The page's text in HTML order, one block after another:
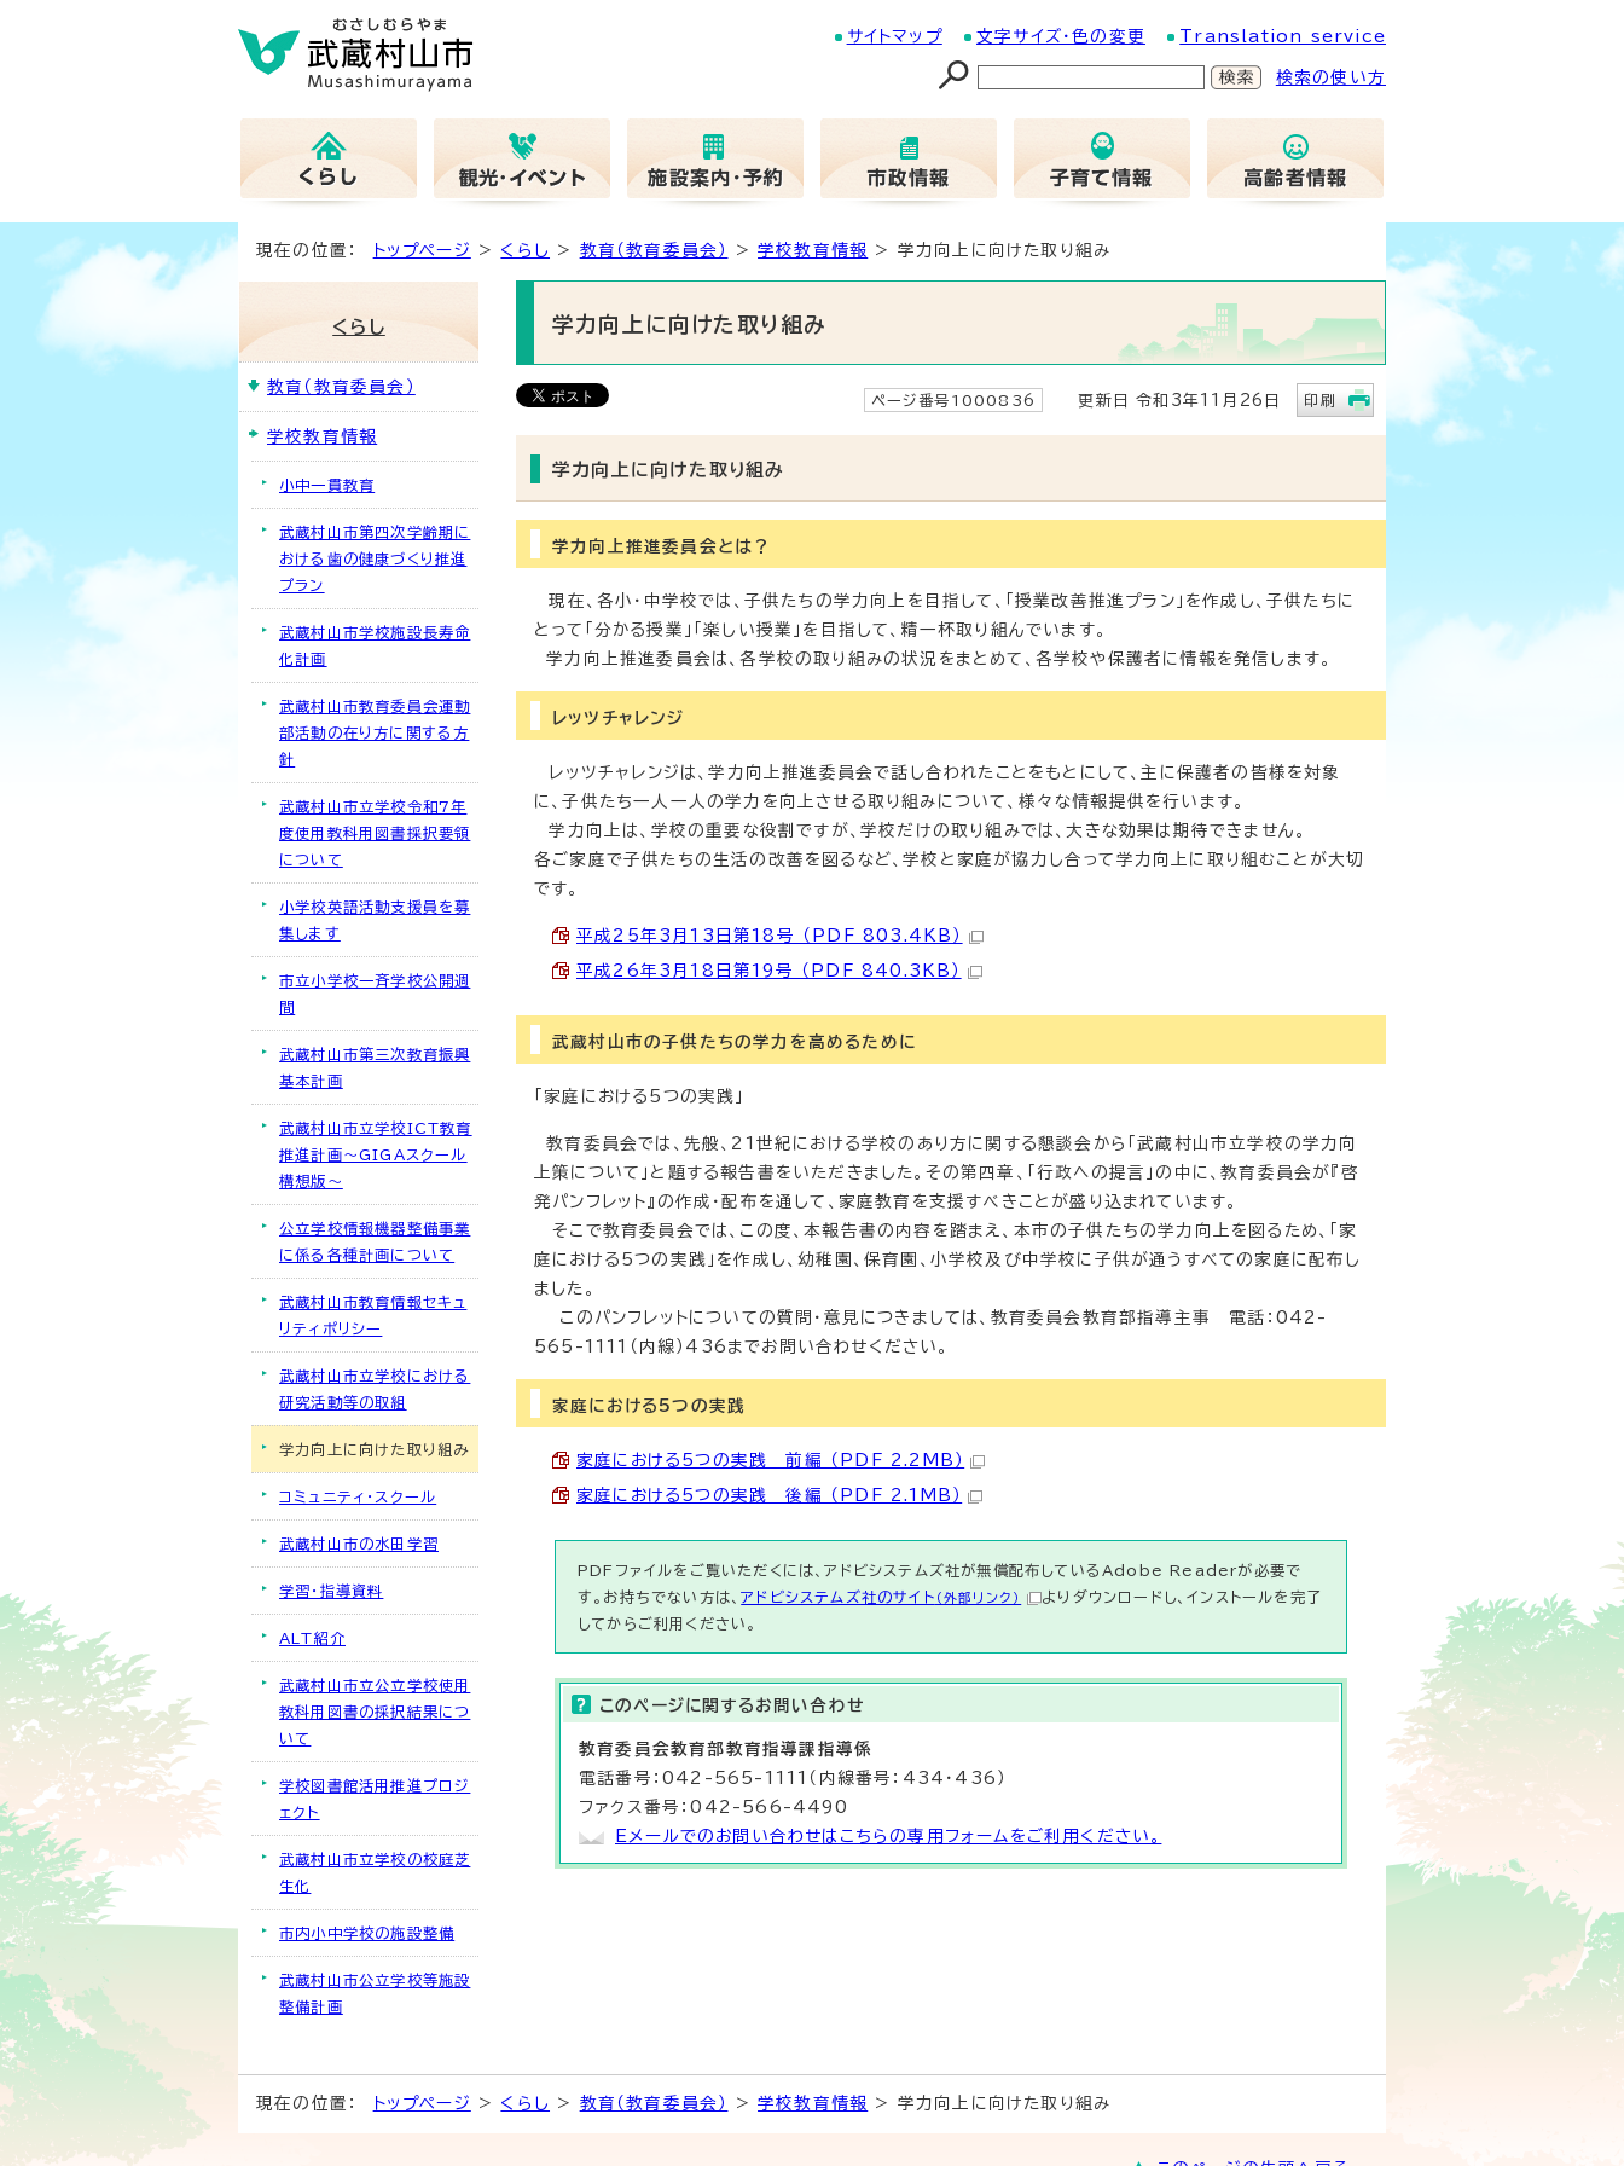
サイトマップ 文字サイズ・色の変更 Translation service
検索の使い方
現在の位置： トップページ > くらし > 教育（教育委員会） >学校教育情報 > 学力向上に向けた取り組み
学力向上に向けた取り組み
ページ番号1000836 更新日 令和3年11月26日 印刷
学力向上に向けた取り組み
学力向上推進委員会とは？
現在、各小・中学校では、子供たちの学力向上を目指して、「授業改善推進プラン」を作成し、子供たちに
とって「分かる授業」「楽しい授業」を目指して、精一杯取り組んでいます。
学力向上推進委員会は、各学校の取り組みの状況をまとめて、各学校や保護者に情報を発信します。
レッツチャレンジ
レッツチャレンジは、学力向上推進委員会で話し合われたことをもとにして、主に保護者の皆様を対象
に、子供たち一人一人の学力を向上させる取り組みについて、様々な情報提供を行います。
学力向上は、学校の重要な役割ですが、学校だけの取り組みでは、大きな効果は期待できません。
各ご家庭で子供たちの生活の改善を図るなど、学校と家庭が協力し合って学力向上に取り組むことが大切
です。
平成25年3月13日第18号 （PDF 803.4KB）
平成26年3月18日第19号 （PDF 840.3KB）
武蔵村山市の子供たちの学力を高めるために
「家庭における5つの実践」
教育委員会では、先般、21世紀における学校のあり方に関する懇談会から「武蔵村山市立学校の学力向
上策について」と題する報告書をいただきました。その第四章、「行政への提言」の中に、教育委員会が『啓
発パンフレット』の作成・配布を通して、家庭教育を支援すべきことが盛り込まれています。
そこで教育委員会では、この度、本報告書の内容を踏まえ、本市の子供たちの学力向上を図るため、「家
庭における5つの実践」を作成し、幼稚園、保育園、小学校及び中学校に子供が通うすべての家庭に配布し
ました。
このパンフレットについての質問・意見につきましては、教育委員会教育部指導主事 電話：042-
565-1111（内線）436までお問い合わせください。
家庭における5つの実践
家庭における5つの実践 前編 （PDF 2.2MB）
家庭における5つの実践 後編 （PDF 2.1MB）
PDFファイルをご覧いただくには、アドビシステムズ社が無償配布しているAdobe Readerが必要で
す。お持ちでない方は、アドビシステムズ社のサイト （外部リンク）
よりダウンロードし、インストールを完了
してからご利用ください。
このページに関する お問い合わせ
教育委員会教育部教育指導課 指導係
電話番号：042-565-1111（内線番号：434・436）
ファクス番号：042-566-4490
Eメールでのお問い合わせはこちらの専用フォームをご利用ください。
くらし
教育（教育委員会）
学校教育情報
小中一貫教育
武蔵村山市第四次学齢期に
おける歯の健康づくり推進
プラン
武蔵村山市学校施設長寿命
化計画
武蔵村山市教育委員会運動
部活動の在り方に関する方
針
武蔵村山市立学校令和7年
度使用教科用図書採択要領
について
小学校英語活動支援員を募
集します
市立小学校一斉学校公開週
間
武蔵村山市第三次教育振興
基本計画
武蔵村山市立学校ICT教育
推進計画～GIGAスクール
構想版～
公立学校情報機器整備事業
に係る各種計画について
武蔵村山市教育情報セキュ
リティポリシー
武蔵村山市立学校における
研究活動等の取組
学力向上に向けた取り組み
コミュニティ・スクール
武蔵村山市の水田学習
学習・指導資料
ALT紹介
武蔵村山市立公立学校使用
教科用図書の採択結果につ
いて
学校図書館活用推進プロジ
ェクト
武蔵村山市立学校の校庭芝
生化
市内小中学校の施設整備
武蔵村山市公立学校等施設
整備計画
現在の位置： トップページ > くらし > 教育（教育委員会） >学校教育情報 > 学力向上に向けた取り組み